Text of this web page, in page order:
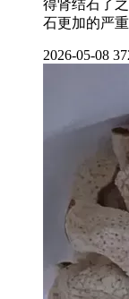
得肾结石了
石更加的严重
2026-05-08